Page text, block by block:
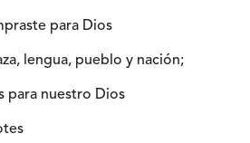
para Dios
lengua, pueblo y nación;
para nuestro Dios